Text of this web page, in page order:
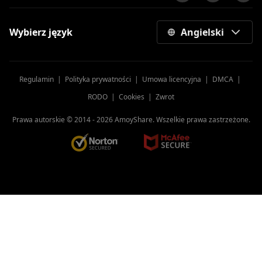
Wybierz język Angielski
Regulamin | Polityka prywatności | Umowa licencyjna | DMCA |
RODO | Cookies | Zwrot
Prawa autorskie © 2014 -2026AmoyShare. Wszelkie prawa zastrzeżone.